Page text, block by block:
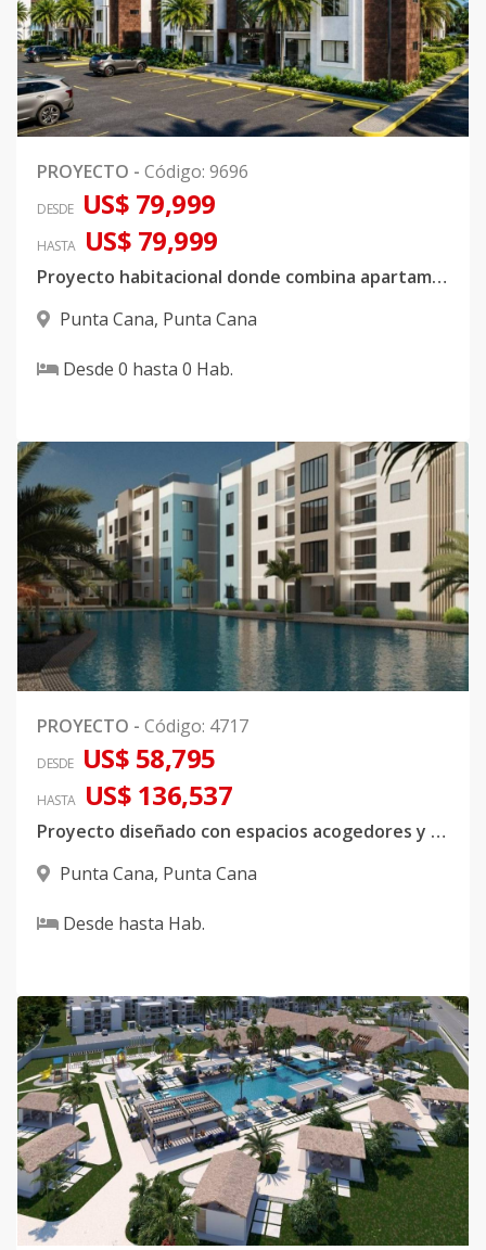
PROYECTO - Código: 9696
DESDE US$ 79,999
HASTA US$ 79,999
Proyecto habitacional donde combina apartamento con Villas independientes
Punta Cana, Punta Cana
Desde 0 hasta 0 Hab.
PROYECTO - Código: 4717
DESDE US$ 58,795
HASTA US$ 136,537
Proyecto diseñado con espacios acogedores y áreas atractivas
Punta Cana, Punta Cana
Desde hasta Hab.